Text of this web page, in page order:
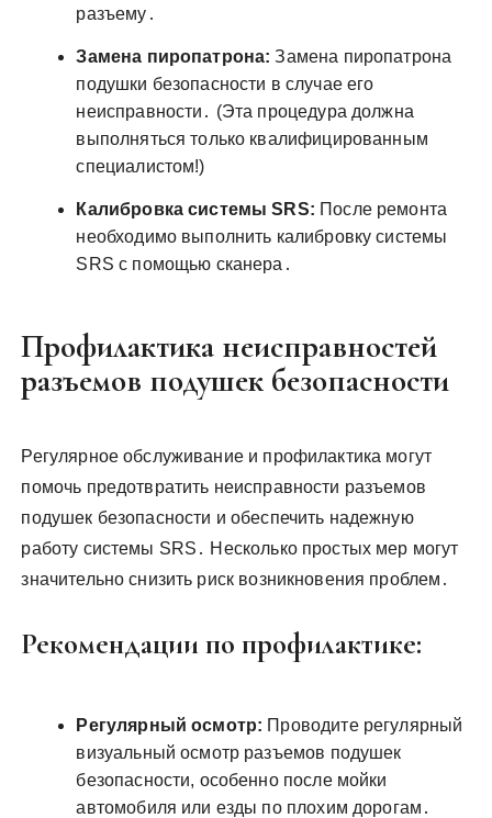
разъему․
Замена пиропатрона: Замена пиропатрона
подушки безопасности в случае его
неисправности․ (Эта процедура должна
выполняться только квалифицированным
специалистом!)
Калибровка системы SRS: После ремонта
необходимо выполнить калибровку системы
SRS с помощью сканера․
Профилактика неисправностей
разъемов подушек безопасности
Регулярное обслуживание и профилактика могут
помочь предотвратить неисправности разъемов
подушек безопасности и обеспечить надежную
работу системы SRS․ Несколько простых мер могут
значительно снизить риск возникновения проблем․
Рекомендации по профилактике:
Регулярный осмотр: Проводите регулярный
визуальный осмотр разъемов подушек
безопасности, особенно после мойки
автомобиля или езды по плохим дорогам․